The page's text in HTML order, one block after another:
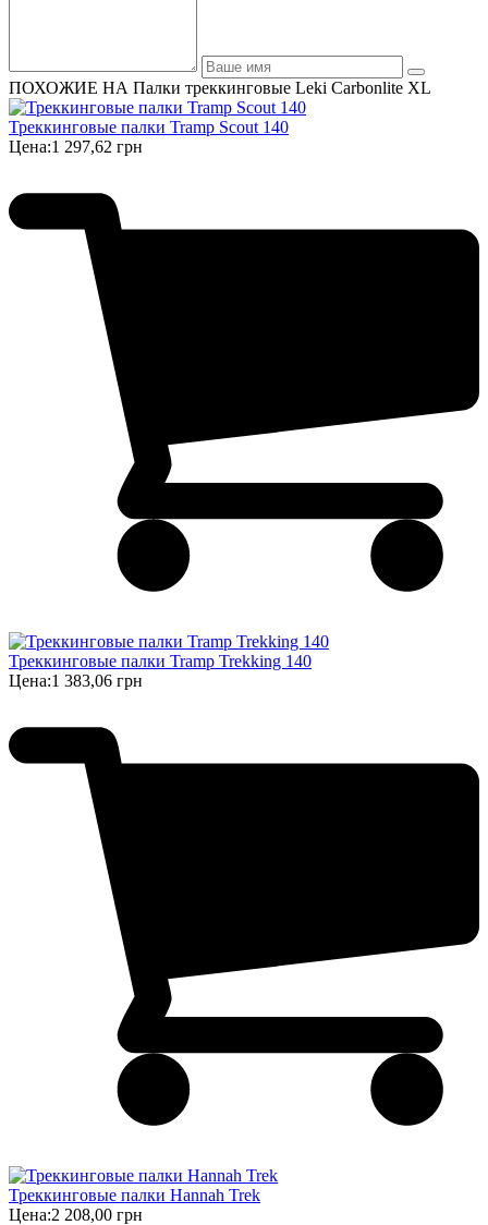
ПОХОЖИЕ НА Палки треккинговые Leki Carbonlite XL
Треккинговые палки Tramp Scout 140
Цена:1 297,62 грн
Треккинговые палки Tramp Trekking 140
Цена:1 383,06 грн
Треккинговые палки Hannah Trek
Цена:2 208,00 грн